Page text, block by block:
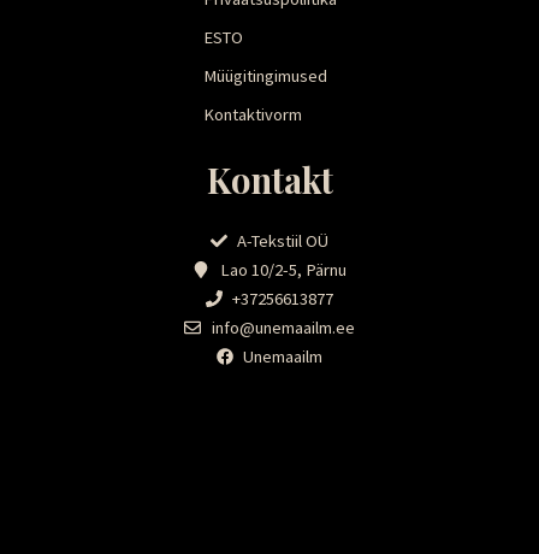
ESTO
Müügitingimused
Kontaktivorm
Kontakt
A-Tekstiil OÜ
Lao 10/2-5, Pärnu
+37256613877
info@unemaailm.ee
Unemaailm